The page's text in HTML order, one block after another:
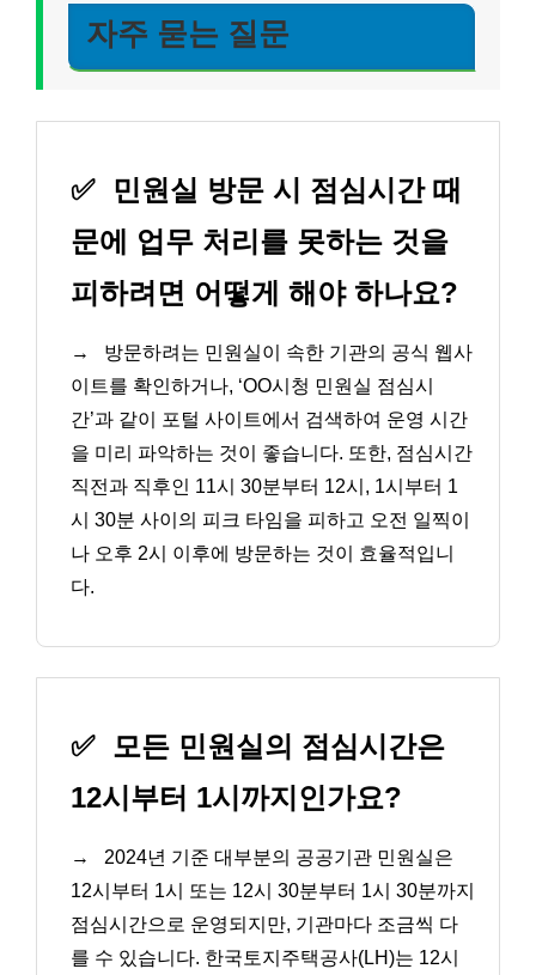
자주 묻는 질문
✅
민원실 방문 시 점심시간 때
문에 업무 처리를 못하는 것을
피하려면 어떻게 해야 하나요?
→
방문하려는 민원실이 속한 기관의 공식 웹사
이트를 확인하거나, ‘OO시청 민원실 점심시
간’과 같이 포털 사이트에서 검색하여 운영 시간
을 미리 파악하는 것이 좋습니다. 또한, 점심시간
직전과 직후인 11시 30분부터 12시, 1시부터 1
시 30분 사이의 피크 타임을 피하고 오전 일찍이
나 오후 2시 이후에 방문하는 것이 효율적입니
다.
✅ 모든 민원실의 점심시간은
12시부터 1시까지인가요?
→
2024년 기준 대부분의 공공기관 민원실은
12시부터 1시 또는 12시 30분부터 1시 30분까지
점심시간으로 운영되지만, 기관마다 조금씩 다
를 수 있습니다. 한국토지주택공사(LH)는 12시